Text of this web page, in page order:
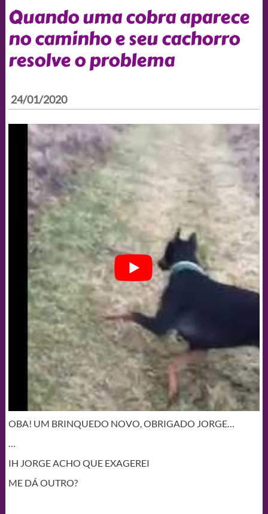
Quando uma cobra aparece
no caminho e seu cachorro
resolve o problema
24/01/2020
OBA! UM BRINQUEDO NOVO, OBRIGADO JORGE…
…
IH JORGE ACHO QUE EXAGEREI
ME DÁ OUTRO?